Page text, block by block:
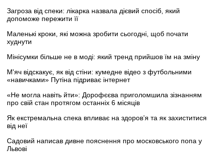
Загроза від спеки: лікарка назвала дієвий спосіб, який
допоможе пережити її
Маленькі кроки, які можна зробити сьогодні, щоб почати
худнути
Мінісумки більше не в моді: який тренд прийшов їм на зміну
М'яч відскакує, як від стіни: кумедне відео з футбольними
«навичками» Путіна підриває інтернет
«Не могла навіть йти»: Дорофєєва приголомшила зізнанням
про свій стан протягом останніх 6 місяців
Як екстремальна спека впливає на здоров’я та як захиститися
від неї
Садовий написав дивне пояснення про московського попа у
Львові